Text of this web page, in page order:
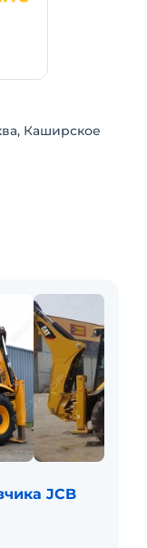
Каширское
JCB